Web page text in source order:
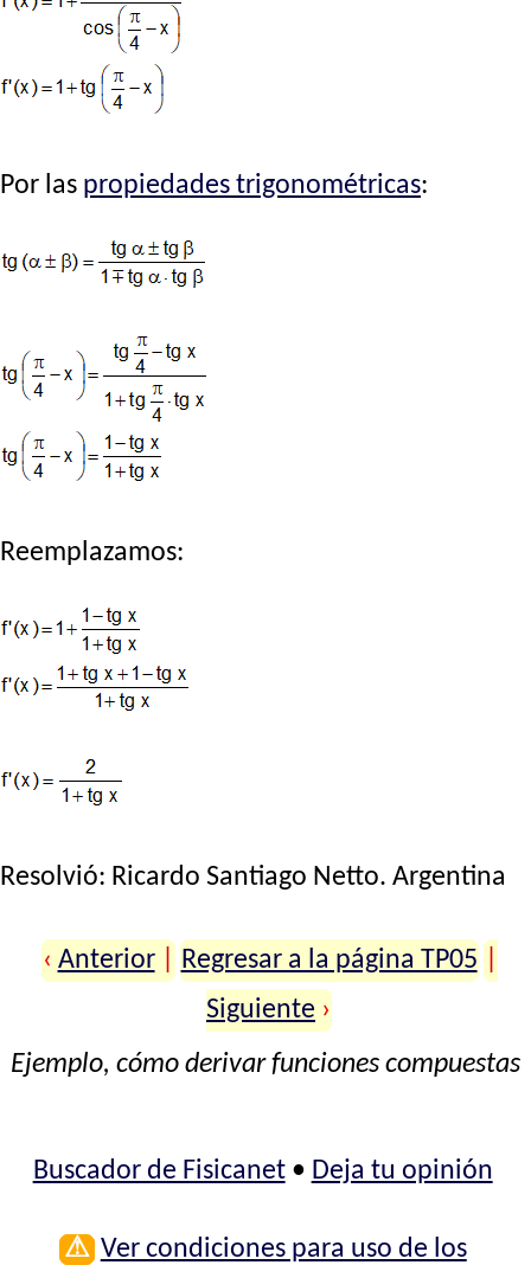
Por las propiedades trigonométricas:
Reemplazamos:
Resolvió: Ricardo Santiago Netto. Argentina
‹ Anterior Regresar a la página TP05
Siguiente ›
Ejemplo, cómo derivar funciones compuestas
Buscador de Fisicanet• Deja tu opinión
⚠ Ver condiciones para uso de los